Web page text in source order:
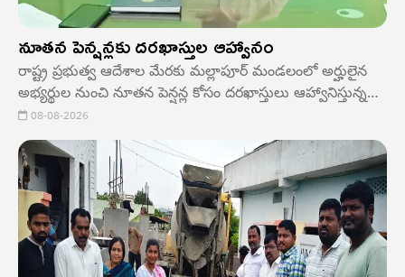
నూతన పెన్షన్లకు దరఖాస్తుల ఆహ్వానం
రాష్ట్ర ప్రభుత్వ ఆదేశాల మేరకు మల్లాపూర్ మండలంలో అర్హులైన
అభ్యర్థుల నుంచి నూతన పెన్షన్ల కోసం దరఖాస్తులు ఆహ్వానిస్తున్నట్లు
మండల అభివృద్ధి అధికారి అలువాల శ్రీకాంత్ తెలిపారు.అర్హత
కలిగిన వారికి నూతన పెన్షన్లు మంజూరు చేయనున్నట్లు పేర్కొన్నారు.
08-08-2026